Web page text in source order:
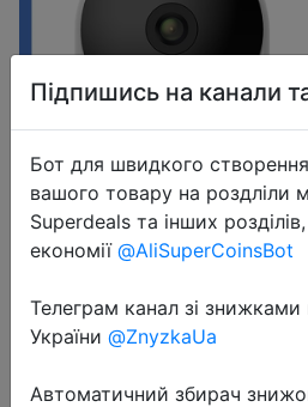
2022-07-09
IP-камера Laxihub,
2,4 ГГц
Підпишись на канали
Бот для швидкого
вашого товару на роздліли
Superdeals та інших
економії @AliSuperCoinsBot
Телеграм канал зі
України @ZnyzkaUa
Автоматичний збирач